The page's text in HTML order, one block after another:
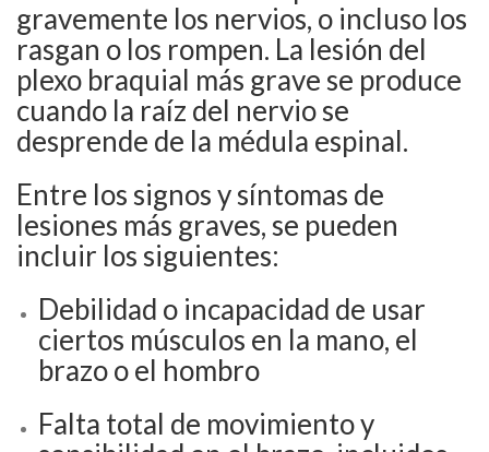
gravemente los nervios, o incluso los
rasgan o los rompen. La lesión del
plexo braquial más grave se produce
cuando la raíz del nervio se
desprende de la médula espinal.
Entre los signos y síntomas de
lesiones más graves, se pueden
incluir los siguientes:
Debilidad o incapacidad de usar
ciertos músculos en la mano, el
brazo o el hombro
Falta total de movimiento y